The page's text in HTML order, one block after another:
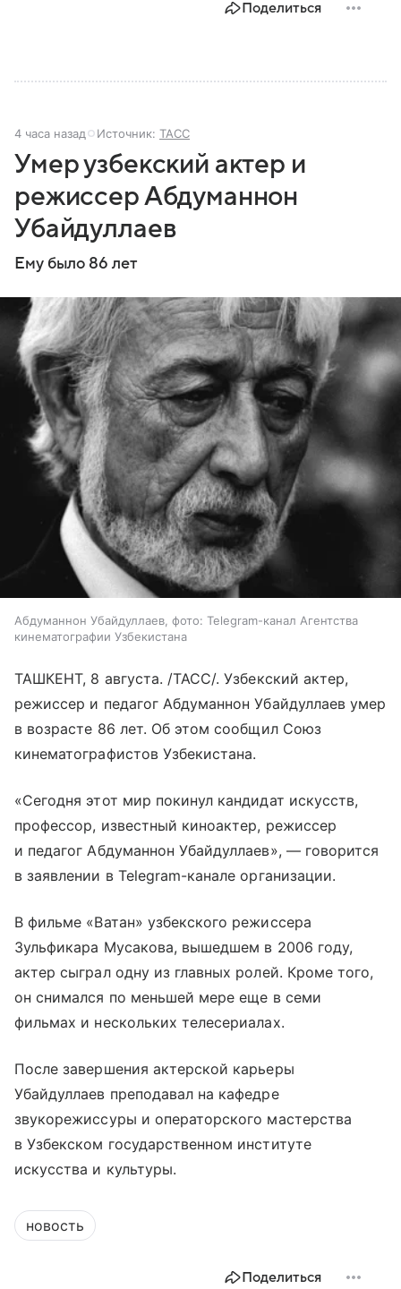
Поделиться
4 часа назад Источник: ТАСС
Умер узбекский актер и
режиссер Абдуманнон
Убайдуллаев
Ему было 86 лет
Абдуманнон Убайдуллаев, фото: Telegram-канал Агентства
кинематографии Узбекистана
ТАШКЕНТ, 8 августа. /ТАСС/. Узбекский актер,
режиссер и педагог Абдуманнон Убайдуллаев умер
в возрасте 86 лет. Об этом сообщил Союз
кинематографистов Узбекистана.
«Сегодня этот мир покинул кандидат искусств,
профессор, известный киноактер, режиссер
и педагог Абдуманнон Убайдуллаев», — говорится
в заявлении в Telegram-канале организации.
В фильме «Ватан» узбекского режиссера
Зульфикара Мусакова, вышедшем в 2006 году,
актер сыграл одну из главных ролей. Кроме того,
он снимался по меньшей мере еще в семи
фильмах и нескольких телесериалах.
После завершения актерской карьеры
Убайдуллаев преподавал на кафедре
звукорежиссуры и операторского мастерства
в Узбекском государственном институте
искусства и культуры.
новость
Поделиться